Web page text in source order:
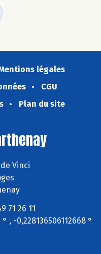
légales
CGU
Plan du site
Vinci
71 26 11
, -0,228136506112668 °